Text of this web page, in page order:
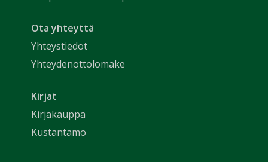
Ota yhteyttä
Yhteystiedot
Yhteydenottolomake
Kirjat
Kirjakauppa
Kustantamo